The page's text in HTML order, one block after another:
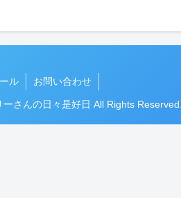
ル お問い合わせ
さんの日々是好日 All Rights